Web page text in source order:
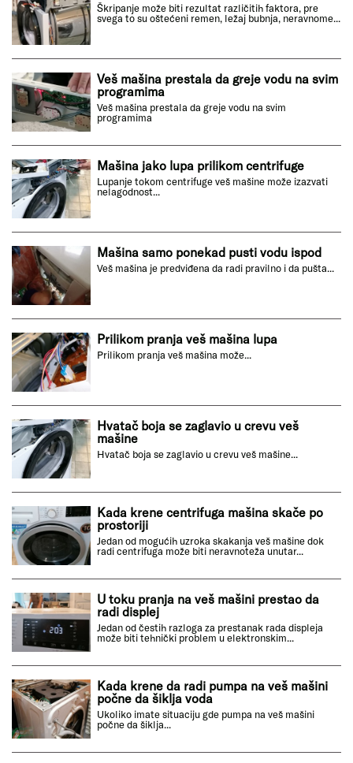
Škripanje može biti rezultat različitih faktora, pre
svega to su oštećeni remen, ležaj bubnja, neravnome...
Veš mašina prestala da greje vodu na svim
programima
Veš mašina prestala da greje vodu na svim
programima
Mašina jako lupa prilikom centrifuge
Lupanje tokom centrifuge veš mašine može izazvati
nelagodnost...
Mašina samo ponekad pusti vodu ispod
Veš mašina je predviđena da radi pravilno i da pušta...
Prilikom pranja veš mašina lupa
Prilikom pranja veš mašina može...
Hvatač boja se zaglavio u crevu veš
mašine
Hvatač boja se zaglavio u crevu veš mašine...
Kada krene centrifuga mašina skače po
prostoriji
Jedan od mogućih uzroka skakanja veš mašine dok
radi centrifuga može biti neravnoteža unutar...
U toku pranja na veš mašini prestao da
radi displej
Jedan od čestih razloga za prestanak rada displeja
može biti tehnički problem u elektronskim...
Kada krene da radi pumpa na veš mašini
počne da šiklja voda
Ukoliko imate situaciju gde pumpa na veš mašini
počne da šiklja...